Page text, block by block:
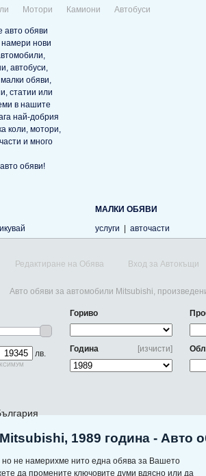
Мотори Камиони Автобуси
обяви!
МАЛКИ ОБЯВИ
услуги
авточасти
Редактиране на Обява Вход за Автокъщи
Авто обяви за автомобили Mitsubishi,
лв.
Гориво
[изчисти]
Година
1989 година - Авто
не намерихме нито една обява за Вашето
да промените ключовите думи вдясно или да